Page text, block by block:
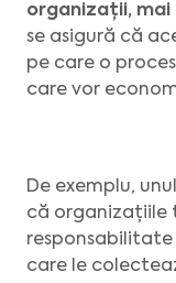
organizații, mai
se asigură că
pe care o
care vor
De exemplu,
că organizațiile
care le